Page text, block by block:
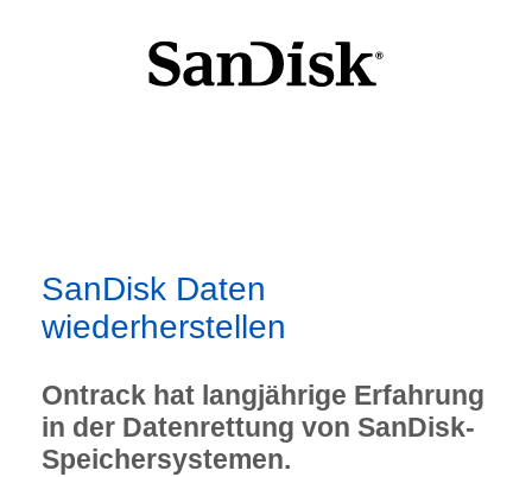
SanDisk Daten
wiederherstellen
Ontrack hat langjährige Erfahrung
in der Datenrettung von SanDisk-
Speichersystemen.